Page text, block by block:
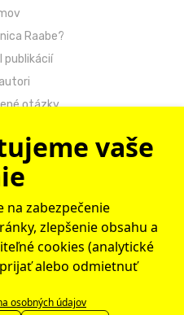
Raabe?
publikácií
otázky
údajov
s.r.o., člen medzinárodnej
vaše
na zabezpečenie
zlepšenie obsahu a
cookies (analytické
alebo odmietnuť
osobných údajov